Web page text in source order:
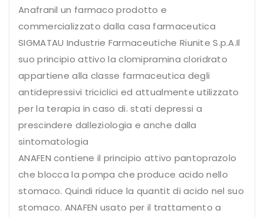
Anafranil un farmaco prodotto e
commercializzato dalla casa farmaceutica
SIGMATAU Industrie Farmaceutiche Riunite S.p.A.Il
suo principio attivo la clomipramina cloridrato
appartiene alla classe farmaceutica degli
antidepressivi triciclici ed attualmente utilizzato
per la terapia in caso di. stati depressi a
prescindere dalleziologia e anche dalla
sintomatologia
ANAFEN contiene il principio attivo pantoprazolo
che blocca la pompa che produce acido nello
stomaco. Quindi riduce la quantit di acido nel suo
stomaco. ANAFEN usato per il trattamento a